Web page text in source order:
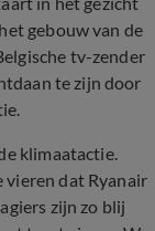
gebouw van de
tv-zender
te zijn door
klimaatactie.
vieren dat Ryanair
zijn zo blij